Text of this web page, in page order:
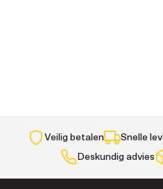
Veilig betalen Snelle
Deskundig advies